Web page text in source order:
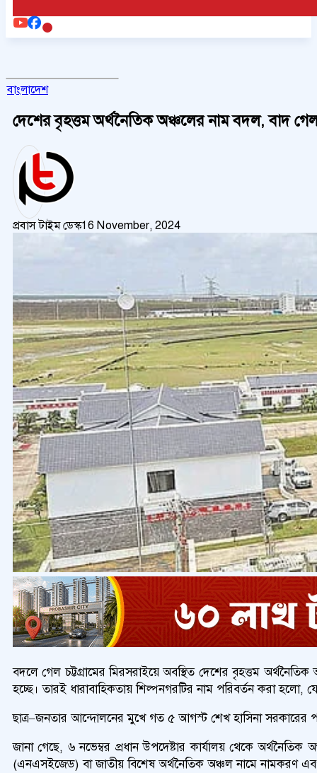
বাংলাদেশ
দেশের বৃহত্তম অর্থনৈতিক অঞ্চলের নাম বদল, বাদ
প্রবাস টাইম ডেস্ক16 November, 2024
বদলে গেল চট্টগ্রামের মিরসরাইয়ে অবস্থিত দেশের বৃহত্তম
হচ্ছে। তারই ধারাবাহিকতায় শিল্পনগরটির নাম পরিবর্তন করা হলো,
ছাত্র–জনতার আন্দোলনের মুখে গত ৫ আগস্ট শেখ হাসিনা সরকারের
জানা গেছে, ৬ নভেম্বর প্রধান উপদেষ্টার কার্যালয় থেকে
(এনএসইজেড) বা জাতীয় বিশেষ অর্থনৈতিক অঞ্চল নামে নামকরণ